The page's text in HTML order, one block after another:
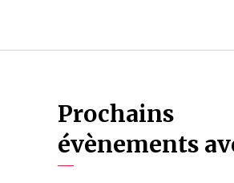
Prochains
évènements